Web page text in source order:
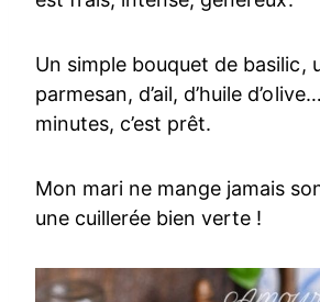
Un simple bouquet de basilic,
parmesan, d’ail, d’huile
minutes, c’est prêt.
Mon mari ne mange jamais
une cuillerée bien verte !